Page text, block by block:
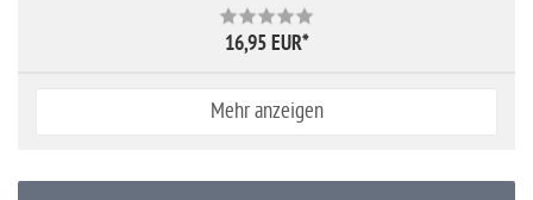
16,95 EUR*
Mehr anzeigen